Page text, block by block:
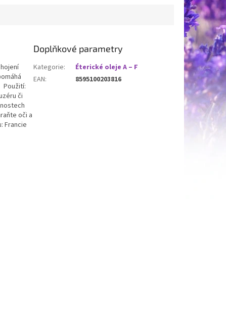
Použití:
či
oči a
Francie
Doplňkové parametry
Kategorie:
Éterické oleje A – F
EAN: 8595100203816